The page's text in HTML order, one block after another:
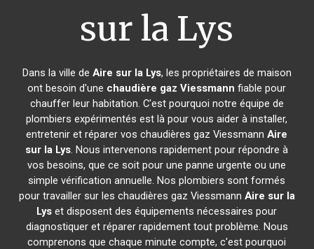
sur la Lys
Dans la ville de Aire sur la Lys, les propriétaires de maison
ont besoin d'une chaudière gaz Viessmann fiable pour
chauffer leur habitation. C'est pourquoi notre équipe de
plombiers expérimentés est là pour vous aider à installer,
entretenir et réparer vos chaudières gaz ViessmannAire
sur la Lys. Nous intervenons rapidement pour répondre à
vos besoins, que ce soit pour une panne urgente ou une
simple vérification annuelle. Nos plombiers sont formés
pour travailler sur les chaudières gaz Viessmann Aire sur la
Lys et disposent des équipements nécessaires pour
diagnostiquer et réparer rapidement tout problème. Nous
comprenons que chaque minute compte, c'est pourquoi